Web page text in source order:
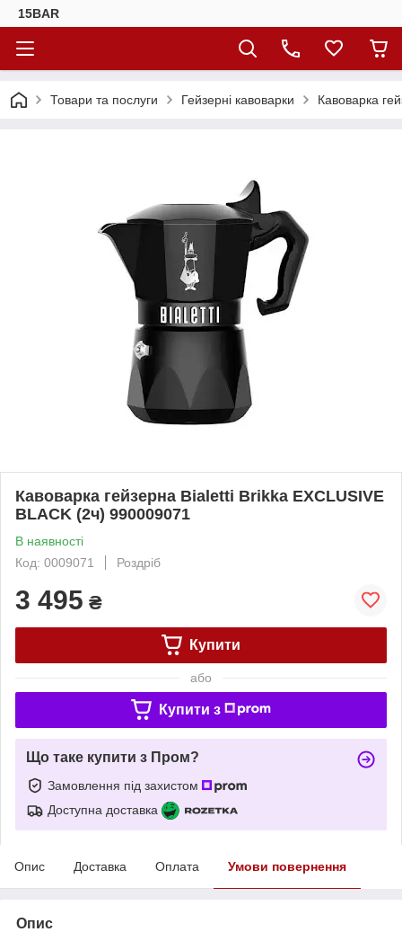
15BAR
Товари та послуги Гейзерні кавоварки Кавоварка
Кавоварка гейзерна Bialetti Brikka EXCLUSIVE
BLACK (2ч) 990009071
В наявності
Код: 0009071
Роздріб
3 495 ₴
Купити
або
Купити з
Що таке купити з Пром?
Замовлення під захистом
Доступна доставка
Опис Доставка Оплата Умови повернення
Опис